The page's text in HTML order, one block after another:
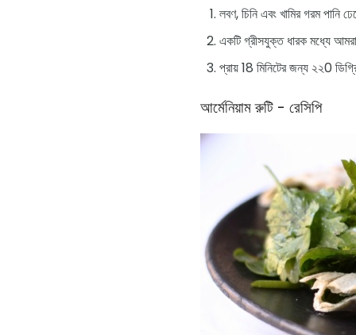
লবণ, চিনি এবং খামির গরম পানি
একটি গ্রীসযুক্ত ধারক মধ্যে
প্রায় 18 মিনিটের জন্য ২২0
আর্মেনিয়াম রুটি - রেসিপি